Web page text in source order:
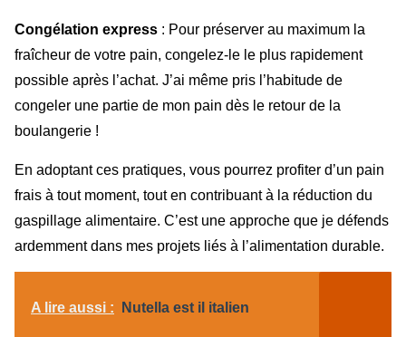
Congélation express : Pour préserver au maximum la
fraîcheur de votre pain, congelez-le le plus rapidement
possible après l’achat. J’ai même pris l’habitude de
congeler une partie de mon pain dès le retour de la
boulangerie !
En adoptant ces pratiques, vous pourrez profiter d’un pain
frais à tout moment, tout en contribuant à la réduction du
gaspillage alimentaire. C’est une approche que je défends
ardemment dans mes projets liés à l’alimentation durable.
A lire aussi : Nutella est il italien